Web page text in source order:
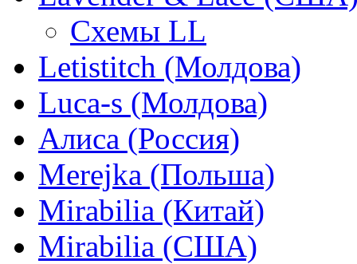
Схемы LL
Letistitch (Молдова)
Luca-s (Молдова)
Алиса (Россия)
Merejka (Польша)
Mirabilia (Китай)
Mirabilia (США)